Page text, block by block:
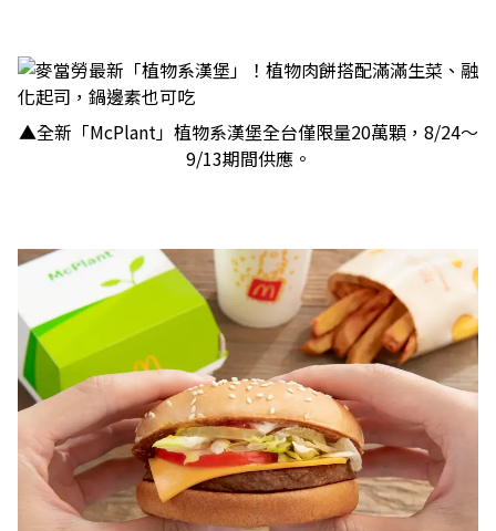
▲全新「McPlant」植物系漢堡全台僅限量20萬顆，8/24～
9/13期間供應。